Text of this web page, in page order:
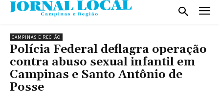
CAMPINAS E REGIÃO
Polícia Federal deflagra operação
contra abuso sexual infantil em
Campinas e Santo Antônio de
Posse